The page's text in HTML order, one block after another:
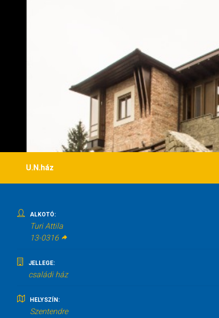
U.N.ház
ALKOTÓ:
Turi Attila
13-0316
JELLEGE:
családi ház
HELYSZÍN:
Szentendre